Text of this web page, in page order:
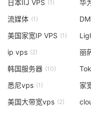
日本IIJ VPS (1) 华
流媒体 (1)
美国家宽IP VPS (1)
ip vps (2) 丽
韩国服务器 (10)
悉尼vps (1) 家
美国大带宽vps (2)